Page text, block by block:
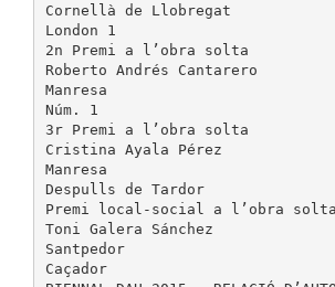
Cornellà de Llobregat
London 1
2n Premi a l’obra solta
Roberto Andrés Cantarero
Manresa
Núm. 1
3r Premi a l’obra solta
Cristina Ayala Pérez
Manresa
Despulls de Tardor
Premi local-social a l’obra solta
Toni Galera Sánchez
Santpedor
Caçador